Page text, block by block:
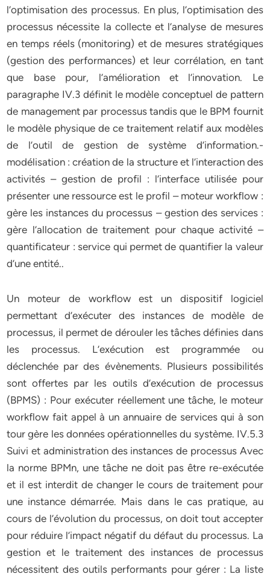
l’optimisation des processus. En plus, l’optimisation des
processus nécessite la collecte et l’analyse de mesures
en temps réels (monitoring) et de mesures stratégiques
(gestion des performances) et leur corrélation, en tant
que base pour, l’amélioration et l’innovation. Le
paragraphe IV.3 définit le modèle conceptuel de pattern
de management par processus tandis que le BPM fournit
le modèle physique de ce traitement relatif aux modèles
de l’outil de gestion de système d’information.-
modélisation : création de la structure et l’interaction des
activités – gestion de profil : l’interface utilisée pour
présenter une ressource est le profil – moteur workflow :
gère les instances du processus – gestion des services :
gère l’allocation de traitement pour chaque activité –
quantificateur : service qui permet de quantifier la valeur
d’une entité..
Un moteur de workflow est un dispositif logiciel
permettant d’exécuter des instances de modèle de
processus, il permet de dérouler les tâches définies dans
les processus. L’exécution est programmée ou
déclenchée par des évènements. Plusieurs possibilités
sont offertes par les outils d’exécution de processus
(BPMS) : Pour exécuter réellement une tâche, le moteur
workflow fait appel à un annuaire de services qui à son
tour gère les données opérationnelles du système. IV.5.3
Suivi et administration des instances de processus Avec
la norme BPMn, une tâche ne doit pas être re-exécutée
et il est interdit de changer le cours de traitement pour
une instance démarrée. Mais dans le cas pratique, au
cours de l’évolution du processus, on doit tout accepter
pour réduire l’impact négatif du défaut du processus. La
gestion et le traitement des instances de processus
nécessitent des outils performants pour gérer : La liste